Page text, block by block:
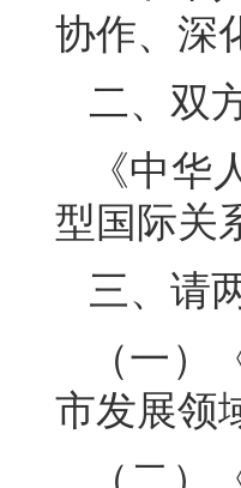
协作、深
二、双
《中
型国际关
三、请
（一
市发展领
（二